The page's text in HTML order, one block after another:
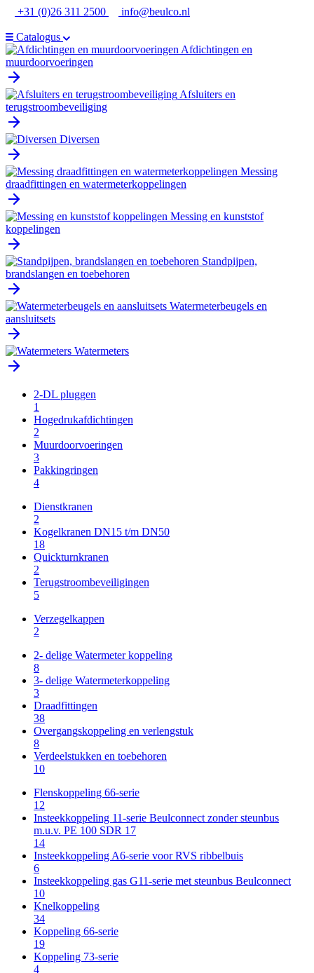
Ga
de
inhoud
+31 (0)26 311 2500 info@beulco.nl
Catalogus
Afdichtingen en
muurdoorvoeringen
Afsluiters en
terugstroombeveiliging
Diversen
Messing
draadfittingen en watermeterkoppelingen
Messing en kunststof
koppelingen
Standpijpen,
brandslangen en toebehoren
Watermeterbeugels en
aansluitsets
Watermeters
2-DL pluggen
1
Hogedrukafdichtingen
2
Muurdoorvoeringen
3
Pakkingringen
4
Dienstkranen
2
Kogelkranen DN15 t/m DN50
18
Quickturnkranen
2
Terugstroombeveiligingen
5
Verzegelkappen
2
2- delige Watermeter koppeling
8
3- delige Watermeterkoppeling
3
Draadfittingen
38
Overgangskoppeling en verlengstuk
8
Verdeelstukken en toebehoren
10
Flenskoppeling 66-serie
12
Insteekkoppeling 11-serie Beulconnect zonder steunbus
m.u.v. PE 100 SDR 17
14
Insteekkoppeling A6-serie voor RVS ribbelbuis
6
Insteekkoppeling gas G11-serie met steunbus Beulconnect
10
Knelkoppeling
34
Koppeling 66-serie
19
Koppeling 73-serie
4